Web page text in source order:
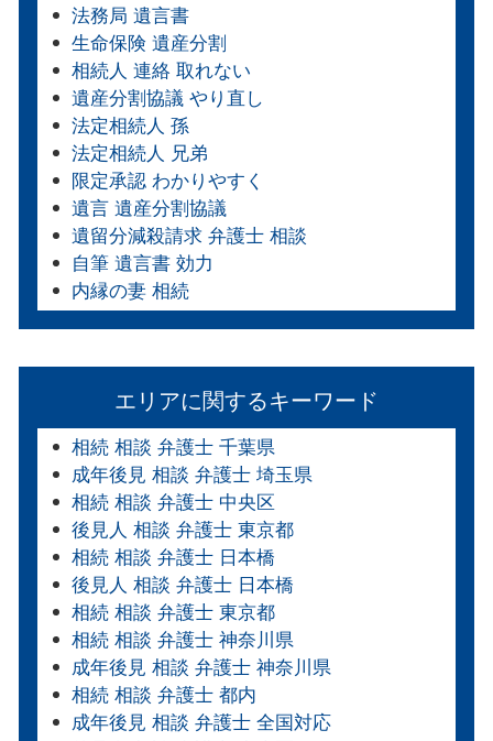
法務局 遺言書
生命保険 遺産分割
相続人 連絡 取れない
遺産分割協議 やり直し
法定相続人 孫
法定相続人 兄弟
限定承認 わかりやすく
遺言 遺産分割協議
遺留分減殺請求 弁護士 相談
自筆 遺言書 効力
内縁の妻 相続
エリアに関するキーワード
相続 相談 弁護士 千葉県
成年後見 相談 弁護士 埼玉県
相続 相談 弁護士 中央区
後見人 相談 弁護士 東京都
相続 相談 弁護士 日本橋
後見人 相談 弁護士 日本橋
相続 相談 弁護士 東京都
相続 相談 弁護士 神奈川県
成年後見 相談 弁護士 神奈川県
相続 相談 弁護士 都内
成年後見 相談 弁護士 全国対応